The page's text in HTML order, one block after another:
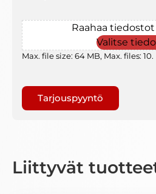
File
Raahaa
Valitse
Max. file size: 64 MB, Max. files: 10.
Liittyvät